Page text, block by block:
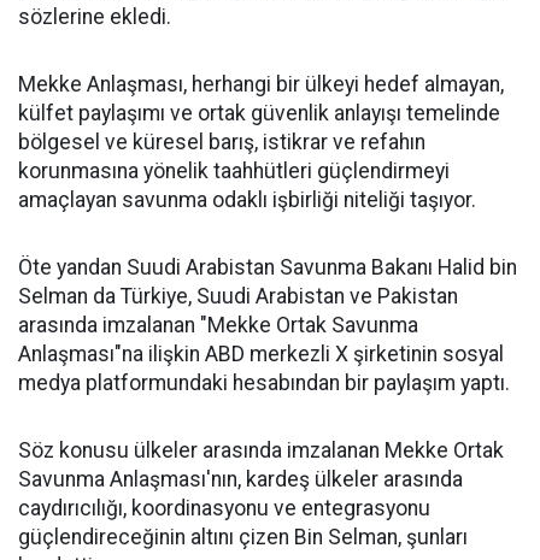
sözlerine ekledi.
Mekke Anlaşması, herhangi bir ülkeyi hedef almayan,
külfet paylaşımı ve ortak güvenlik anlayışı temelinde
bölgesel ve küresel barış, istikrar ve refahın
korunmasına yönelik taahhütleri güçlendirmeyi
amaçlayan savunma odaklı işbirliği niteliği taşıyor.
Öte yandan Suudi Arabistan Savunma Bakanı Halid bin
Selman da Türkiye, Suudi Arabistan ve Pakistan
arasında imzalanan "Mekke Ortak Savunma
Anlaşması"na ilişkin ABD merkezli X şirketinin sosyal
medya platformundaki hesabından bir paylaşım yaptı.
Söz konusu ülkeler arasında imzalanan Mekke Ortak
Savunma Anlaşması'nın, kardeş ülkeler arasında
caydırıcılığı, koordinasyonu ve entegrasyonu
güçlendireceğinin altını çizen Bin Selman, şunları